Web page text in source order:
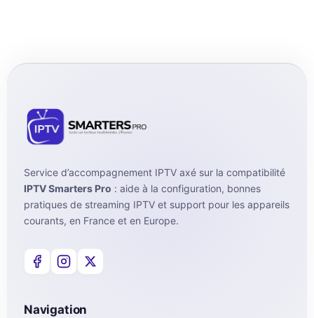
Service d’accompagnement IPTV axé sur la compatibilité
IPTV Smarters Pro : aide à la configuration, bonnes
pratiques de streaming IPTV et support pour les appareils
courants, en France et en Europe.
Navigation